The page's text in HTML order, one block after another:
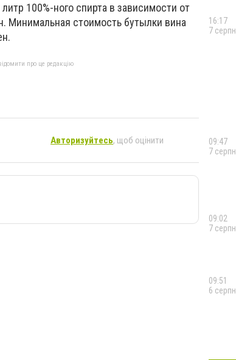
100%-ного спирта в зависимости от
Минимальная стоимость бутылки вина
про це редакцію
Авторизуйтесь, щоб оцінити
16:17
7
09:47
7
09:02
7
09:51
6